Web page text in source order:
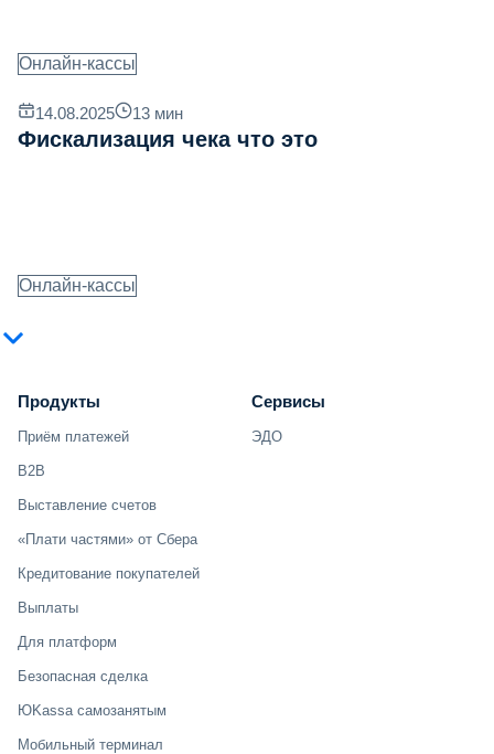
Онлайн-кассы
14.08.2025 13 мин
Фискализация чека что это
Онлайн-кассы
Продукты
Приём платежей
B2B
Выставление счетов
«Плати частями» от Сбера
Кредитование покупателей
Выплаты
Для платформ
Безопасная сделка
ЮKassa самозанятым
Мобильный терминал
Сервисы
ЭДО